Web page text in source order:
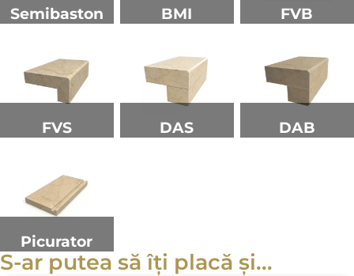
Semibaston BMI FVB
FVS DAS DAB
Picurator
S-ar putea să îți placă și...